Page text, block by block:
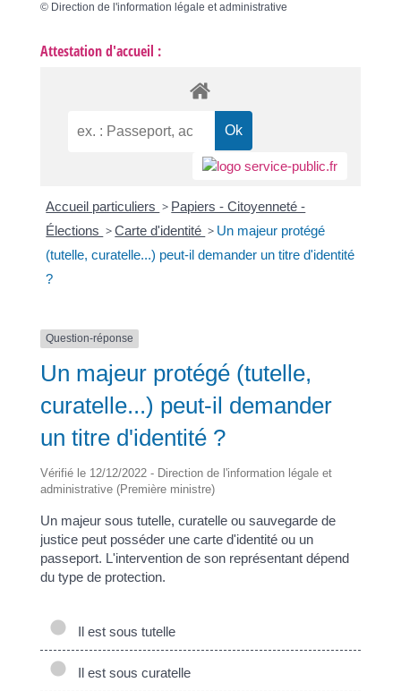
© Direction de l'information légale et administrative
Attestation d'accueil :
Accueil particuliers > Papiers - Citoyenneté -
Élections >Carte d'identité > Un majeur protégé
(tutelle, curatelle...) peut-il demander un titre d'identité
?
Question-réponse
Un majeur protégé (tutelle,
curatelle...) peut-il demander
un titre d'identité ?
Vérifié le 12/12/2022 - Direction de l'information légale et
administrative (Première ministre)
Un majeur sous tutelle, curatelle ou sauvegarde de
justice peut posséder une carte d'identité ou un
passeport. L'intervention de son représentant dépend
du type de protection.
Il est sous tutelle
Il est sous curatelle